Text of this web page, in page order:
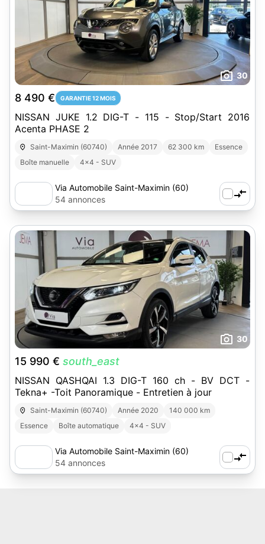
30
8 490 € GARANTIE 12 MOIS
NISSAN JUKE 1.2 DIG-T - 115 - Stop/Start 2016
Acenta PHASE 2
Saint-Maximin (60740) Année 2017 62 300 km
Essence
Boîte manuelle
4x4 - SUV
Via Automobile Saint-Maximin (60)
54 annonces
30
15 990 € south_east
NISSAN QASHQAI 1.3 DIG-T 160 ch - BV DCT -
Tekna+ -Toit Panoramique - Entretien à jour
Saint-Maximin (60740) Année 2020
140 000 km
Essence
Boîte automatique 4x4 - SUV
Via Automobile Saint-Maximin (60)
54 annonces